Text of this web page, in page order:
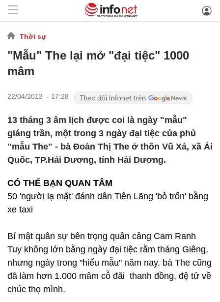
Thời sự
"Mẫu" The lại mở "đại tiệc" 1000
mâm
22/04/2013 - 17:28
13 tháng 3 âm lịch được coi là ngày "mẫu"
giáng trần, một trong 3 ngày đại tiệc của phủ
"mẫu The" - bà Đoàn Thị The ở thôn Vũ Xá, xã Ái
Quốc, TP.Hải Dương, tỉnh Hải Dương.
CÓ THỂ BẠN QUAN TÂM
50 'người lạ mặt' đánh dân Tiên Lãng 'bỏ trốn' bằng
xe taxi
Bí mật quân sự bên trọng quân cảng Cam Ranh
Tuy không lớn bằng ngày đại tiệc rằm tháng Giêng,
nhưng ngày trong "hiếu mẫu" năm nay, bà The cũng
đã làm hơn 1.000 mâm cỗ đãi thanh đồng, đệ tử về
chúc thọ mình.